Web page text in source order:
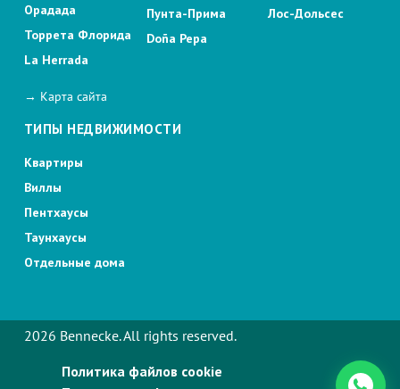
Орадада
Торрета Флорида
La Herrada
Пунта-Прима
Doña Pepa
Лос-Дольсес
→ Карта сайта
ТИПЫ НЕДВИЖИМОСТИ
Квартиры
Виллы
Пентхаусы
Таунхаусы
Отдельные дома
2026 Bennecke. All rights reserved.
Политика файлов cookie